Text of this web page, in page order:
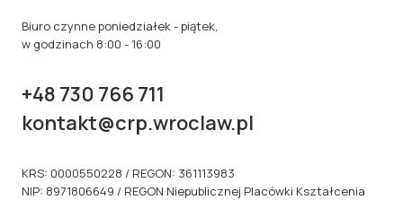
Biuro czynne poniedziałek - piątek,
w godzinach 8:00 - 16:00
+48 730 766 711
kontakt@crp.wroclaw.pl
KRS: 0000550228 / REGON: 361113983
NIP: 8971806649 / REGON Niepublicznej Placówki Kształcenia